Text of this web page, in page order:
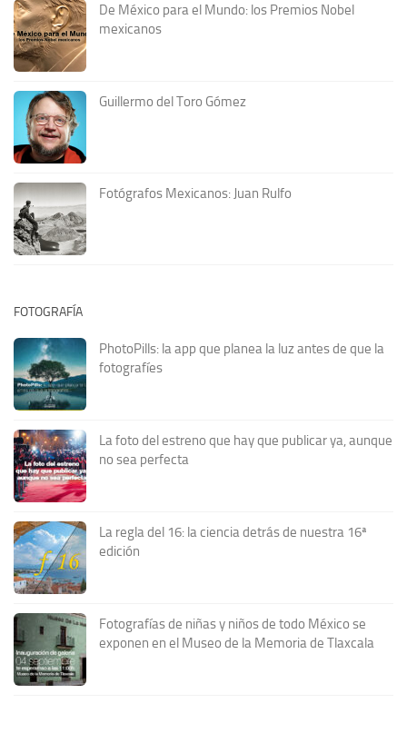
De México para el Mundo: los Premios Nobel
mexicanos
Guillermo del Toro Gómez
Fotógrafos Mexicanos: Juan Rulfo
FOTOGRAFÍA
PhotoPills: la app que planea la luz antes de que la
fotografíes
La foto del estreno que hay que publicar ya, aunque
no sea perfecta
La regla del 16: la ciencia detrás de nuestra 16ª
edición
Fotografías de niñas y niños de todo México se
exponen en el Museo de la Memoria de Tlaxcala